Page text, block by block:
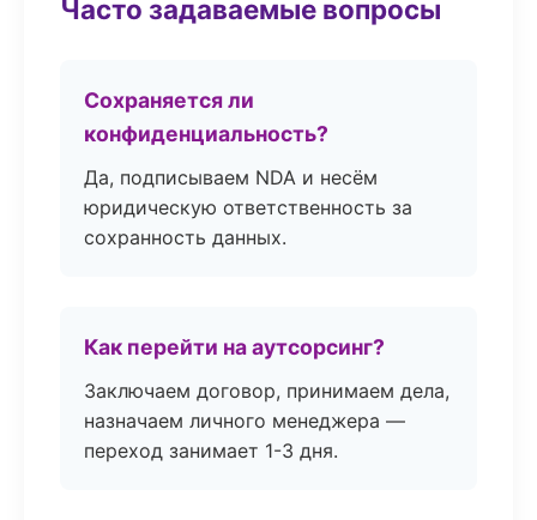
Часто задаваемые вопросы
Сохраняется ли
конфиденциальность?
Да, подписываем NDA и несём
юридическую ответственность за
сохранность данных.
Как перейти на аутсорсинг?
Заключаем договор, принимаем дела,
назначаем личного менеджера —
переход занимает 1-3 дня.